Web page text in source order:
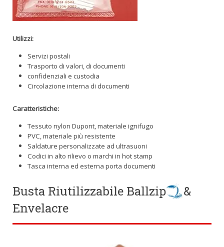
Utilizzi:
Servizi postali
Trasporto di valori, di documenti
confidenziali e custodia
Circolazione interna di documenti
Caratteristiche:
Tessuto nylon Dupont, materiale ignifugo
PVC, materiale più resistente
Saldature personalizzate ad ultrasuoni
Codici in alto rilievo o marchi in hot stamp
Tasca interna ed esterna porta documenti
Busta Riutilizzabile Ballzip
&
Envelacre